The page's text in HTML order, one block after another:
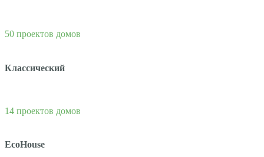
50 проектов домов
Классический
14 проектов домов
EcoHouse